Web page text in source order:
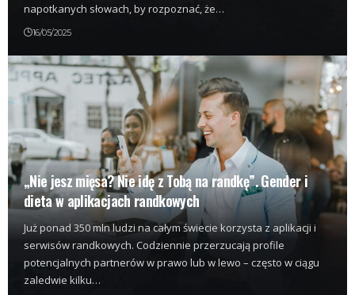
napotkanych słowach, by rozpoznać, że…
16/05/2025
„Nie jesz mięsa? Nie idę z Tobą na randkę”. Gender i
dieta w aplikacjach randkowych
Już ponad 350 mln ludzi na całym świecie korzysta z aplikacji i
serwisów randkowych. Codziennie przerzucają profile
potencjalnych partnerów w prawo lub w lewo – często w ciągu
zaledwie kilku…